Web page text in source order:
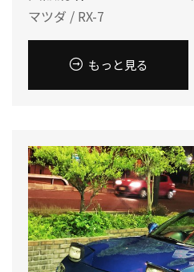
マツダ / RX-7
もっと見る